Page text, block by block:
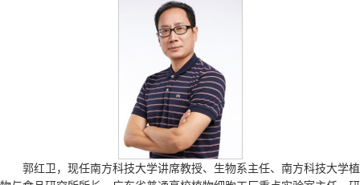
郭红卫，现任南方科技大学讲席教授、生物系主任、南方科技大学植